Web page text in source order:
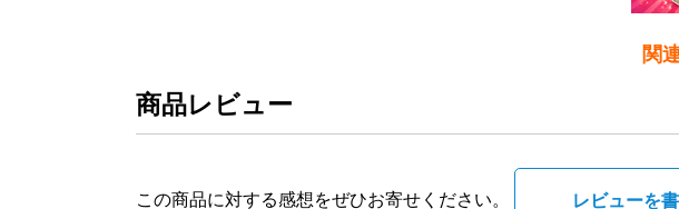
関
商品レビュー
この商品に対する感想をぜひお寄せください。 レビューを書